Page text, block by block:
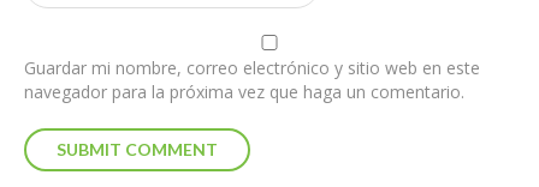
Guardar mi nombre, correo electrónico y sitio web en este
navegador para la próxima vez que haga un comentario.